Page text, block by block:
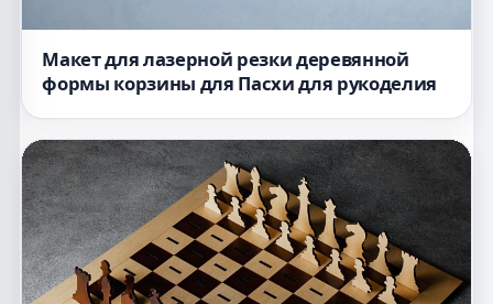
Макет для лазерной резки деревянной
формы корзины для Пасхи для рукоделия